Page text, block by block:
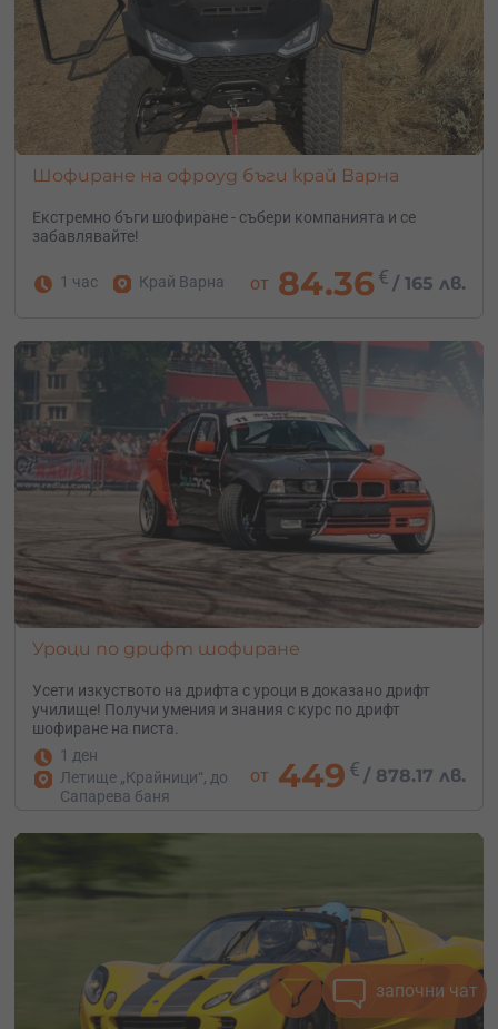
Шофиране на офроуд бъги край Варна
Екстремно бъги шофиране - събери компанията и се
забавлявайте!
1 час Край Варна от 84.36€ /165 лв.
Уроци по дрифт шофиране
Усети изкуството на дрифта с уроци в доказано дрифт
училище! Получи умения и знания с курс по дрифт
шофиране на писта.
1 ден
Летище „Крайници“, до
Сапарева баня
от 449 € /878.17 лв.
започни чат